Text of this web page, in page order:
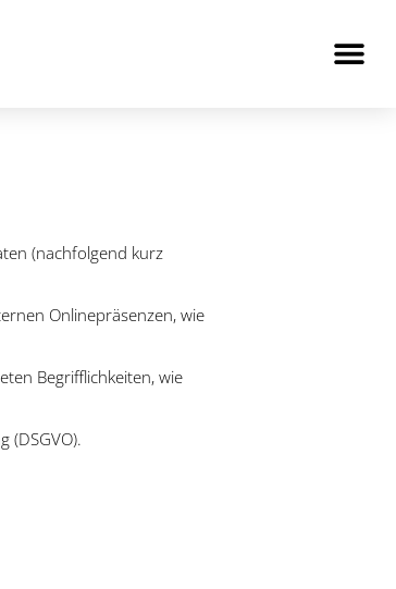
(nachfolgend kurz
Onlinepräsenzen, wie
Begrifflichkeiten, wie
(DSGVO).